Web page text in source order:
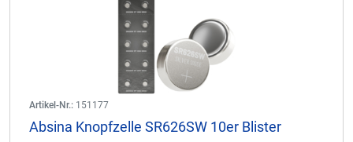
Artikel-Nr.: 151177
Absina Knopfzelle SR626SW 10er Blister